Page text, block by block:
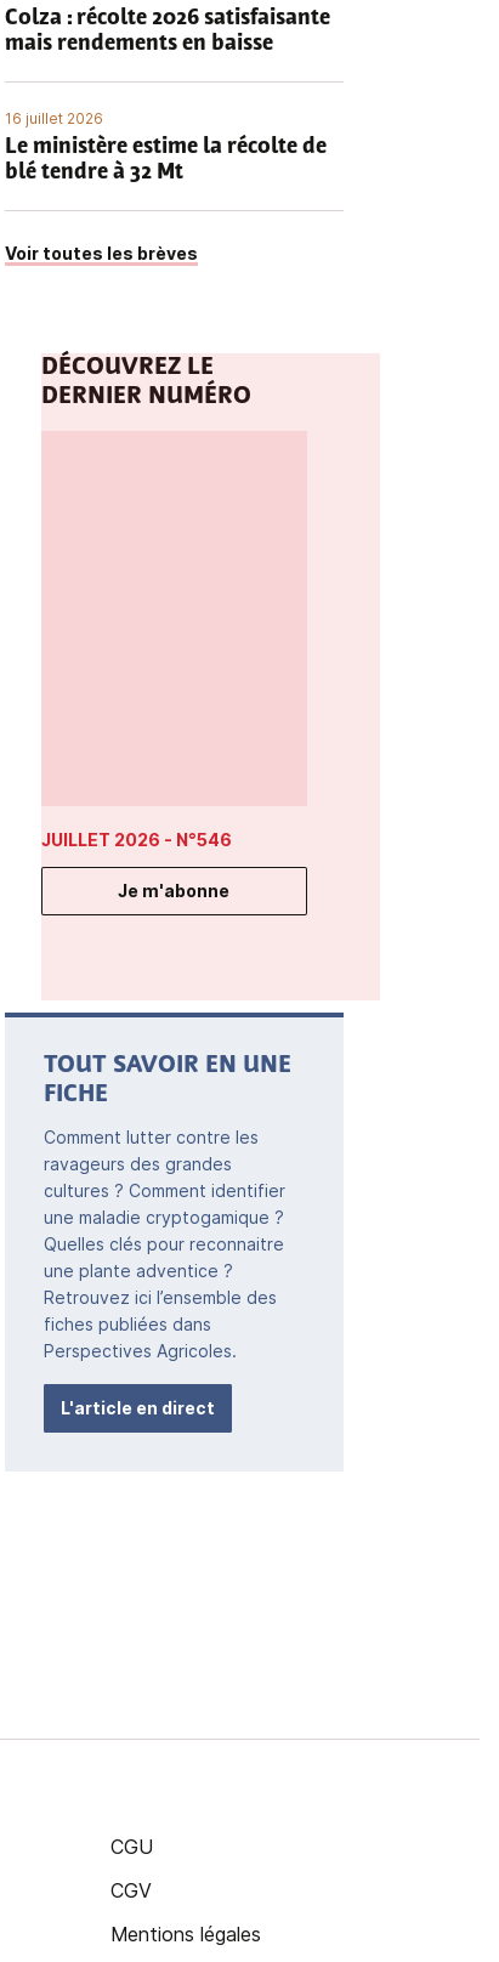
Colza : récolte 2026 satisfaisante
mais rendements en baisse
16 juillet 2026
Le ministère estime la récolte de
blé tendre à 32 Mt
Voir toutes les brèves
DÉCOUVREZ LE
DERNIER NUMÉRO
JUILLET 2026 - N°546
Je m'abonne
TOUT SAVOIR EN UNE
FICHE
Comment lutter contre les
ravageurs des grandes
cultures ? Comment identifier
une maladie cryptogamique ?
Quelles clés pour reconnaitre
une plante adventice ?
Retrouvez ici l’ensemble des
fiches publiées dans
Perspectives Agricoles.
L'article en direct
CGU
CGV
Mentions légales